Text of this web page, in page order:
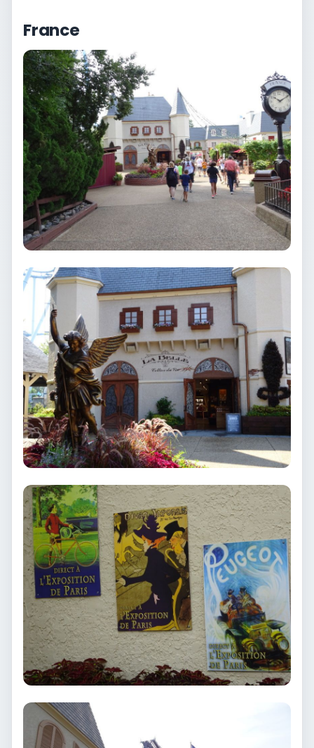
France